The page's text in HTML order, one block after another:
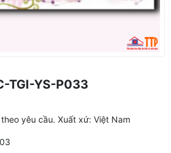
TGI-YS-P033
yêu cầu. Xuất xứ: Việt Nam